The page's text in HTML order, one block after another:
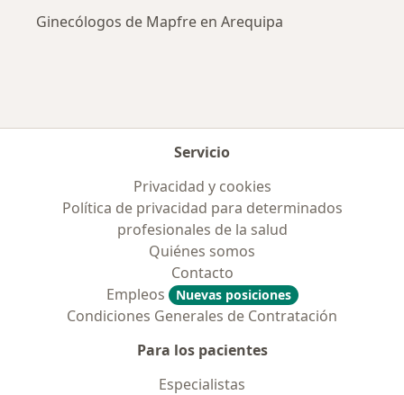
Ginecólogos de Mapfre en Arequipa
Servicio
Privacidad y cookies
Política de privacidad para determinados
profesionales de la salud
Quiénes somos
Contacto
Empleos
Nuevas posiciones
Condiciones Generales de Contratación
Para los pacientes
Especialistas